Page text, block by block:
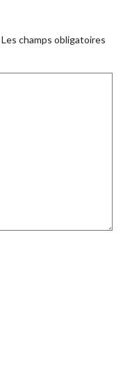
Les champs obligatoires